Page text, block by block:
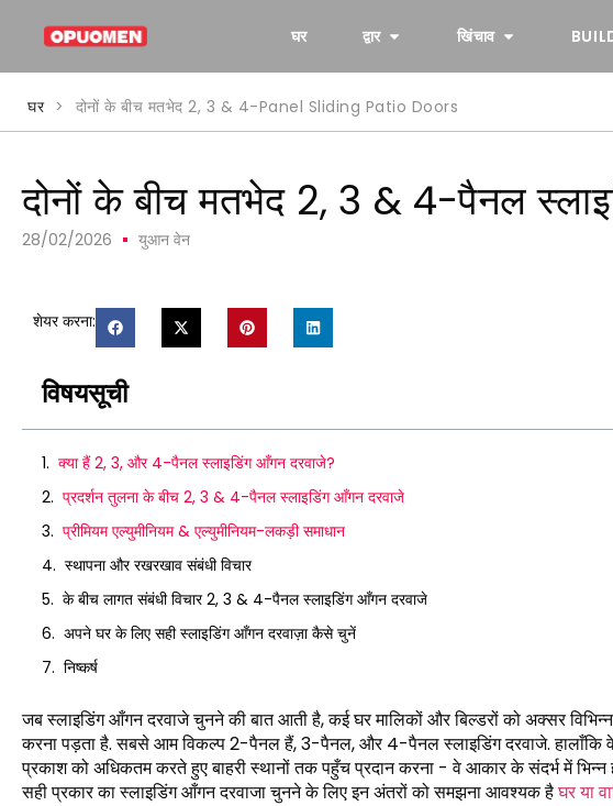
घर द्वार खिंचाव
घर > दोनों के बीच मतभेद 2, 3 & 4-Panel Sliding Patio Doors
दोनों के बीच मतभेद 2, 3 & 4-पैनल
28/02/2026 युआन वेन
शेयर करना:
विषयसूची
क्या हैं 2, 3, और 4-पैनल स्लाइडिंग आँगन दरवाजे?
प्रदर्शन तुलना के बीच 2, 3 & 4-पैनल स्लाइडिंग आँगन दरवाजे
प्रीमियम एल्युमीनियम & एल्युमीनियम-लकड़ी समाधान
स्थापना और रखरखाव संबंधी विचार
के बीच लागत संबंधी विचार 2, 3 & 4-पैनल स्लाइडिंग आँगन दरवाजे
अपने घर के लिए सही स्लाइडिंग आँगन दरवाज़ा कैसे चुनें
निष्कर्ष
जब स्लाइडिंग आँगन दरवाजे चुनने की बात आती है, कई घर मालिकों और बिल्डरों को अक्सर
करना पड़ता है. सबसे आम विकल्प 2-पैनल हैं, 3-पैनल, और 4-पैनल स्लाइडिंग दरवाजे. हालाँकि वे
प्रकाश को अधिकतम करते हुए बाहरी स्थानों तक पहुँच प्रदान करना - वे आकार के संदर्भ में भिन्न
सही प्रकार का स्लाइडिंग आँगन दरवाजा चुनने के लिए इन अंतरों को समझना आवश्यक हैघर या